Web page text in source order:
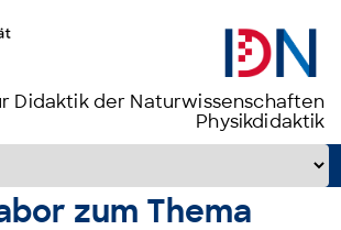
Didaktik der Naturwissenschaften
Physikdidaktik
zum Thema